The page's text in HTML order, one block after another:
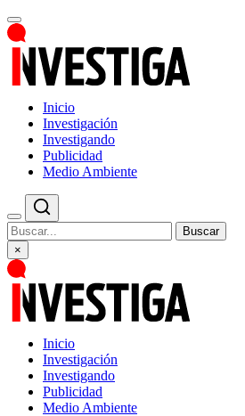
Inicio
Investigación
Investigando
Publicidad
Medio Ambiente
Buscar
×
Inicio
Investigación
Investigando
Publicidad
Medio Ambiente